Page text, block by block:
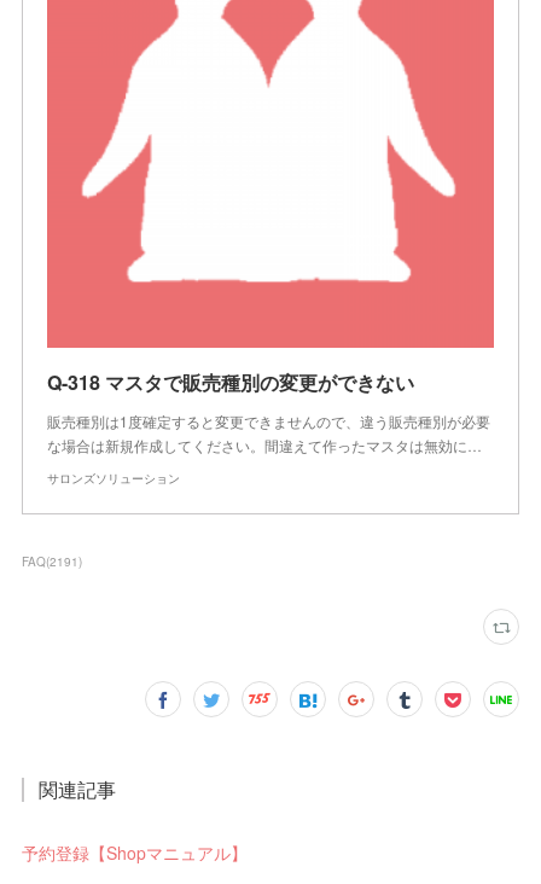
Q-318 マスタで販売種別の変更ができない
販売種別は1度確定すると変更できませんので、違う販売種別が必要
な場合は新規作成してください。間違えて作ったマスタは無効に…
サロンズソリューション
FAQ(2191)
関連記事
予約登録【Shopマニュアル】